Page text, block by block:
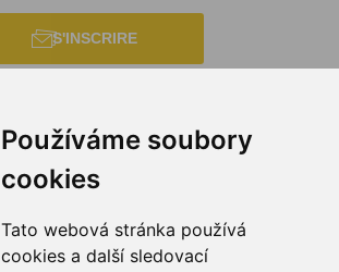
Používáme soubory
cookies
Tato webová stránka používá
cookies a další sledovací
S'INSCRIRE
SERVICES